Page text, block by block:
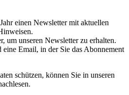
einen Newsletter mit aktuellen
um unseren Newsletter zu erhalten.
eine Email, in der Sie das Abonnement
schützen, können Sie in unseren